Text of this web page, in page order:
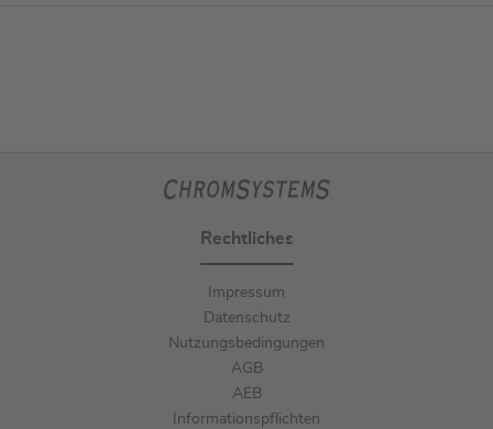
Rechtliches
Impressum
Datenschutz
Nutzungsbedingungen
AGB
AEB
Informationspflichten